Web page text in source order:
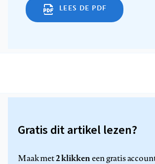
LEES DE PDF
Gratis dit artikel lezen?
Maak met2 klikkeneen gratis